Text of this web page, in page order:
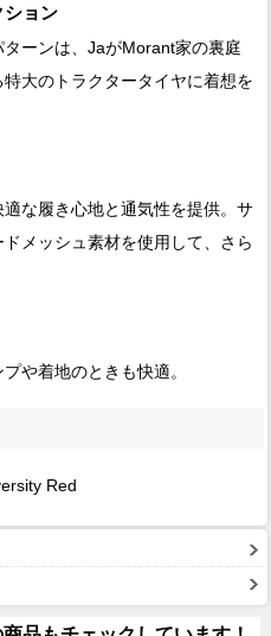
ション
ーンは、JaがMorant家の裏庭
大のトラクタータイヤに着想を
な履き心地と通気性を提供。サ
メッシュ素材を使用して、さら
や着地のときも快適。
Red